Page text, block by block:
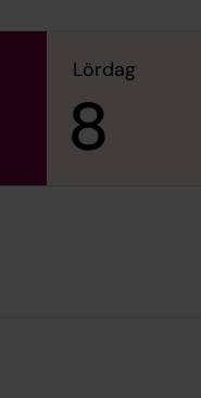
lördag
8